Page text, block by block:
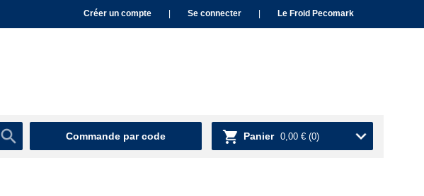
Créer un compte Se connecter Le Froid Pecomark
Commande par code Panier 0,00 € (0)